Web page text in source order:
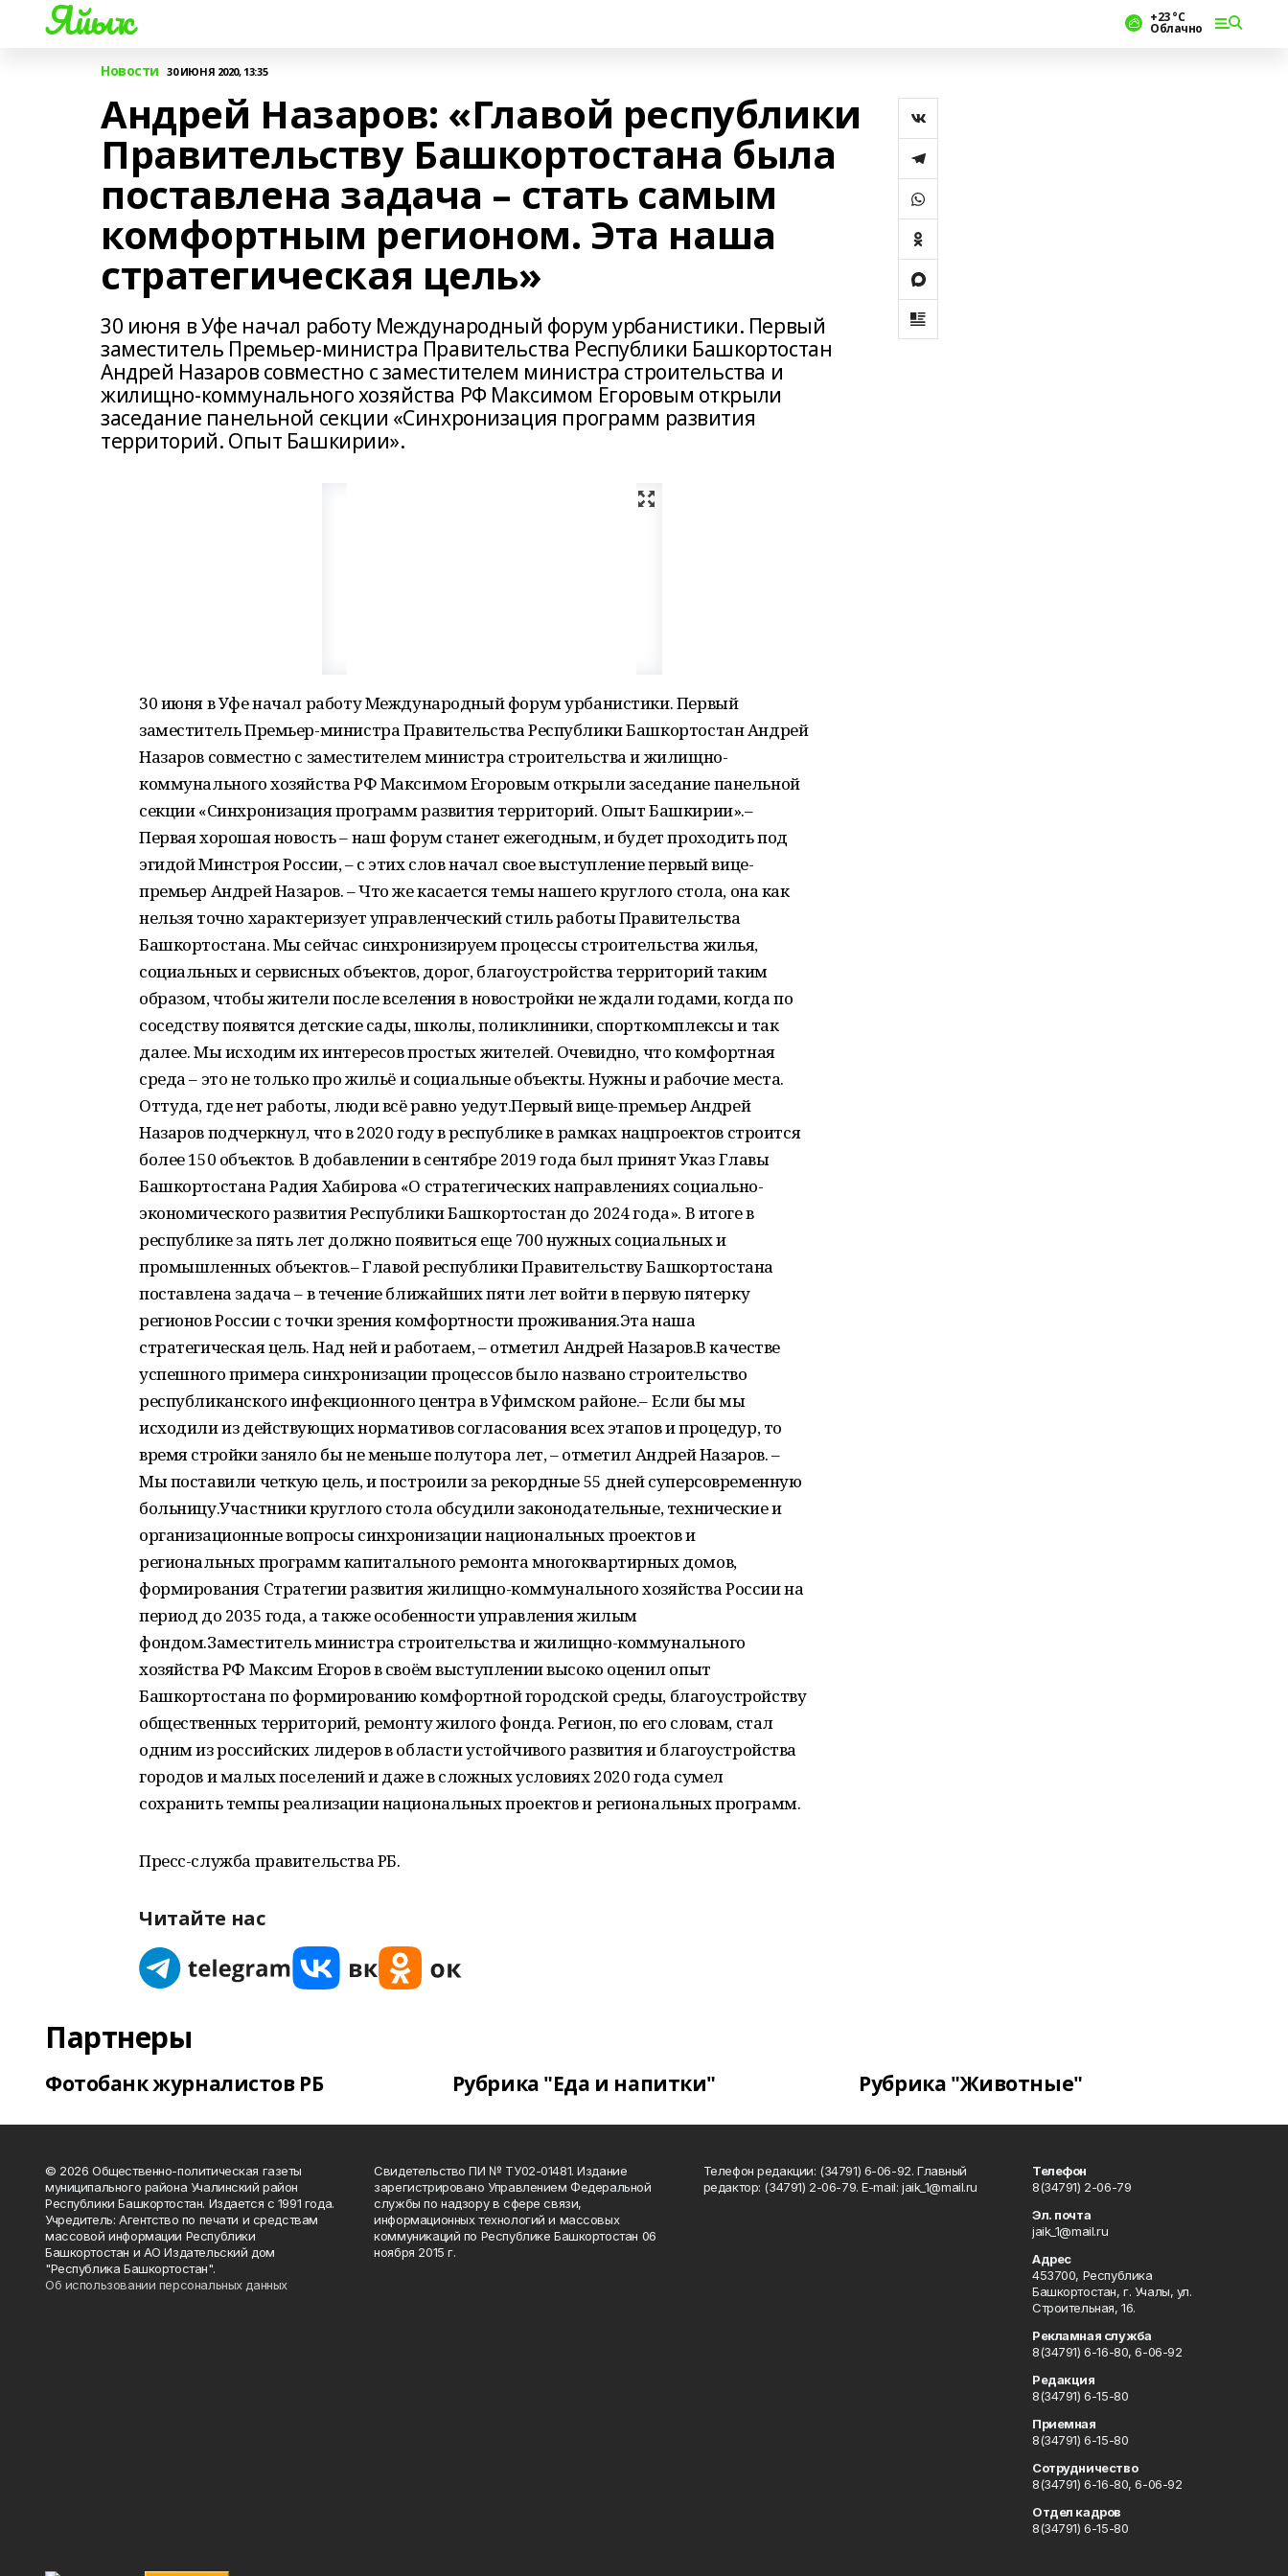
Яйыҡ +23 °С
Облачно
Новости 30 ИЮНЯ 2020, 13:35
Андрей Назаров: «Главой республики
Правительству Башкортостана была
поставлена задача – стать самым
комфортным регионом. Эта наша
стратегическая цель»
30 июня в Уфе начал работу Международный форум урбанистики. Первый
заместитель Премьер-министра Правительства Республики Башкортостан
Андрей Назаров совместно с заместителем министра строительства и
жилищно-коммунального хозяйства РФ Максимом Егоровым открыли
заседание панельной секции «Синхронизация программ развития
территорий. Опыт Башкирии».
30 июня в Уфе начал работу Международный форум урбанистики. Первый
заместитель Премьер-министра Правительства Республики Башкортостан Андрей
Назаров совместно с заместителем министра строительства и жилищно-
коммунального хозяйства РФ Максимом Егоровым открыли заседание панельной
секции «Синхронизация программ развития территорий. Опыт Башкирии».–
Первая хорошая новость – наш форум станет ежегодным, и будет проходить под
эгидой Минстроя России, – с этих слов начал свое выступление первый вице-
премьер Андрей Назаров. – Что же касается темы нашего круглого стола, она как
нельзя точно характеризует управленческий стиль работы Правительства
Башкортостана. Мы сейчас синхронизируем процессы строительства жилья,
социальных и сервисных объектов, дорог, благоустройства территорий таким
образом, чтобы жители после вселения в новостройки не ждали годами, когда по
соседству появятся детские сады, школы, поликлиники, спорткомплексы и так
далее. Мы исходим их интересов простых жителей. Очевидно, что комфортная
среда – это не только про жильё и социальные объекты. Нужны и рабочие места.
Оттуда, где нет работы, люди всё равно уедут.Первый вице-премьер Андрей
Назаров подчеркнул, что в 2020 году в республике в рамках нацпроектов строится
более 150 объектов. В добавлении в сентябре 2019 года был принят Указ Главы
Башкортостана Радия Хабирова «О стратегических направлениях социально-
экономического развития Республики Башкортостан до 2024 года». В итоге в
республике за пять лет должно появиться еще 700 нужных социальных и
промышленных объектов.– Главой республики Правительству Башкортостана
поставлена задача – в течение ближайших пяти лет войти в первую пятерку
регионов России с точки зрения комфортности проживания.Эта наша
стратегическая цель. Над ней и работаем, – отметил Андрей Назаров.В качестве
успешного примера синхронизации процессов было названо строительство
республиканского инфекционного центра в Уфимском районе.– Если бы мы
исходили из действующих нормативов согласования всех этапов и процедур, то
время стройки заняло бы не меньше полутора лет, – отметил Андрей Назаров. –
Мы поставили четкую цель, и построили за рекордные 55 дней суперсовременную
больницу.Участники круглого стола обсудили законодательные, технические и
организационные вопросы синхронизации национальных проектов и
региональных программ капитального ремонта многоквартирных домов,
формирования Стратегии развития жилищно-коммунального хозяйства России на
период до 2035 года, а также особенности управления жилым
фондом.Заместитель министра строительства и жилищно-коммунального
хозяйства РФ Максим Егоров в своём выступлении высоко оценил опыт
Башкортостана по формированию комфортной городской среды, благоустройству
общественных территорий, ремонту жилого фонда. Регион, по его словам, стал
одним из российских лидеров в области устойчивого развития и благоустройства
городов и малых поселений и даже в сложных условиях 2020 года сумел
сохранить темпы реализации национальных проектов и региональных программ.
Пресс-служба правительства РБ.
Читайте нас
Партнеры
Фотобанк журналистов РБ Рубрика "Еда и напитки" Рубрика "Животные"
© 2026 Общественно-политическая газеты
муниципального района Учалинский район
Республики Башкортостан. Издается с 1991 года.
Учредитель: Агентство по печати и средствам
массовой информации Республики
Башкортостан и АО Издательский дом
"Республика Башкортостан".
Об использовании персональных данных
Свидетельство ПИ № ТУ02-01481. Издание
зарегистрировано Управлением Федеральной
службы по надзору в сфере связи,
информационных технологий и массовых
коммуникаций по Республике Башкортостан 06
ноября 2015 г.
Телефон редакции: (34791) 6-06-92. Главный
редактор: (34791) 2-06-79. Е-mаil: jaik_1@mail.ru
Телефон
8(34791) 2-06-79
Эл. почта
jaik_1@mail.ru
Адрес
453700, Республика
Башкортостан, г. Учалы, ул.
Строительная, 16.
Рекламная служба
8(34791) 6-16-80, 6-06-92
Редакция
8(34791) 6-15-80
Приемная
8(34791) 6-15-80
Сотрудничество
8(34791) 6-16-80, 6-06-92
Отдел кадров
8(34791) 6-15-80